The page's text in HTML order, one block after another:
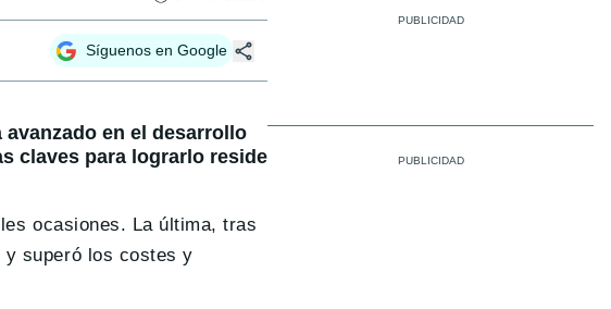
Síguenos en Google
en el desarrollo
claves para lograrlo reside
ocasiones. La última, tras
y superó los costes y